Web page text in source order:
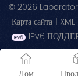
© 2026
Карта сайта | XML
IPv6